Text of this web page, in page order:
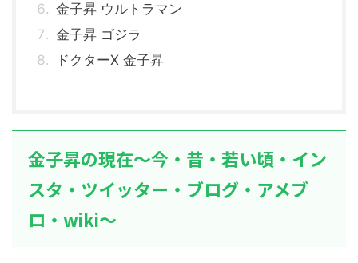
金子昇 ウルトラマン
金子昇 ゴジラ
ドクターX 金子昇
金子昇の現在～今・昔・若い頃・イン
スタ・ツイッター・ブログ・アメブ
ロ・wiki～